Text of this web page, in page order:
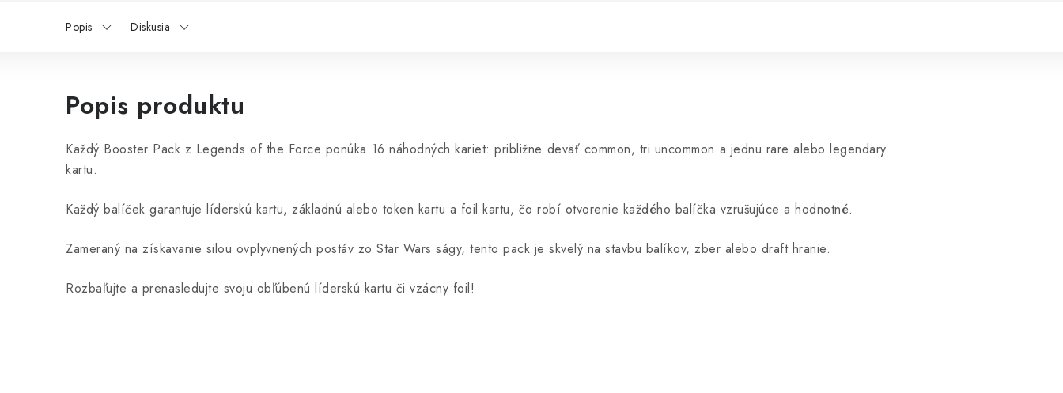
Popis Diskusia
Popis produktu
Každý Booster Pack z Legends of the Force ponúka 16 náhodných kariet: približne deväť common, tri uncommon a jednu rare alebo legendary
kartu.
Každý balíček garantuje líderskú kartu, základnú alebo token kartu a foil kartu, čo robí otvorenie každého balíčka vzrušujúce a hodnotné.
Zameraný na získavanie silou ovplyvnených postáv zo Star Wars ságy, tento pack je skvelý na stavbu balíkov, zber alebo draft hranie.
Rozbaľujte a prenasledujte svoju obľúbenú líderskú kartu či vzácny foil!